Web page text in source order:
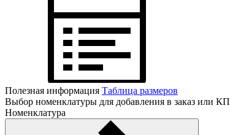
Полезная информация Таблица размеров
Выбор номенклатуры для добавления в заказ или КП
Номенклатура